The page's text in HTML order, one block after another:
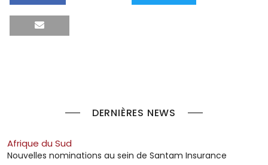
DERNIÈRES NEWS
Afrique du Sud
Nouvelles nominations au sein de Santam Insurance